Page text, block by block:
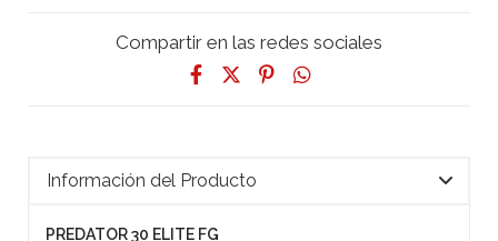
Compartir en las redes sociales
Información del Producto
PREDATOR 30 ELITE FG